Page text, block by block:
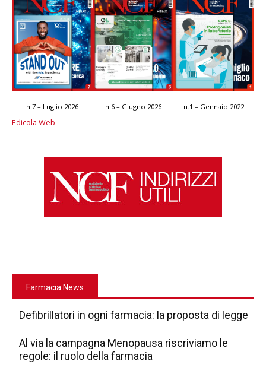
n.7 – Luglio 2026 n.6 – Giugno 2026 n.1 – Gennaio 2022
Edicola Web
Farmacia News
Defibrillatori in ogni farmacia: la proposta di legge
Al via la campagna Menopausa riscriviamo le
regole: il ruolo della farmacia